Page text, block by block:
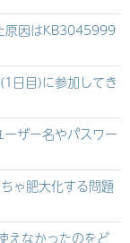
原因はKB3045999
目)に参加してき
ザー名やパスワー
ゃ肥大化する問題
なかったのをど